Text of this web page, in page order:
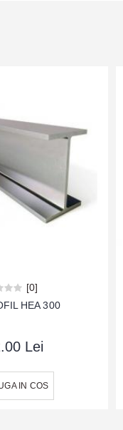
[0]
HEA 300
Lei
IN COS